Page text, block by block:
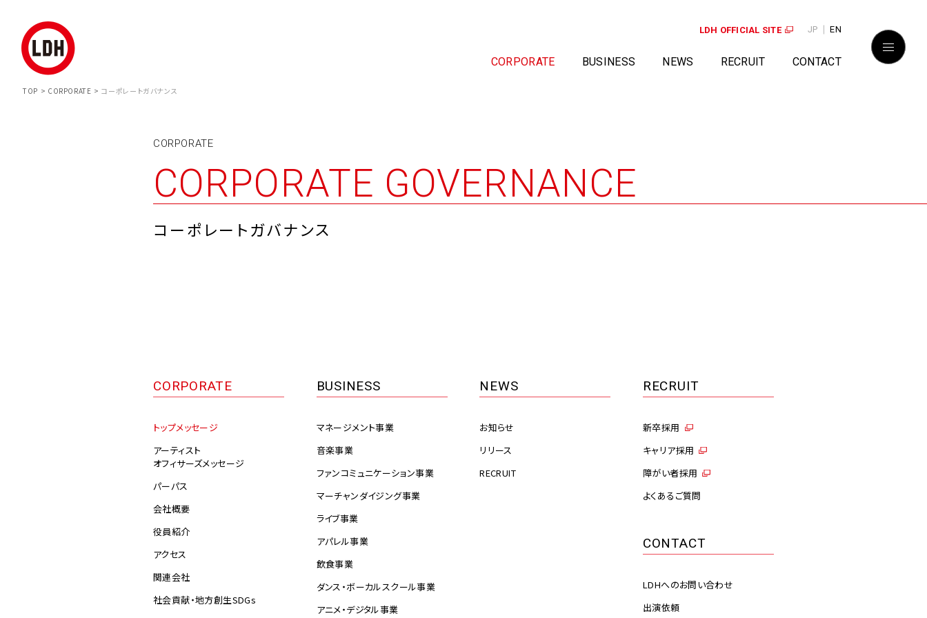
LDH OFFICIAL SITE JP EN
CORPORATE
CORPORATE
オフィサーズメッセージ
パーパス 会社概要
BUSINESS
BUSINESS
BUSINESS TOP
音楽事業
マーチャンダイジング事業
アニメ・デジタル事業
アジア・グローバル
NEWS RECRUIT
RECRUIT
キャリア採用
障がい者採用
よくあるご質問
CONTACT
CONTACT
お問い合わせ
CONTACT TOP
出演依頼
採用に関するお問い合わせ
TOP CORPORATE コーポレートガバナンス
CORPORATE
CORPORATE GOVERNANCE
コーポレートガバナンス
CORPORATE
トップメッセージ
アーティスト
オフィサーズメッセージ
パーパス
会社概要
役員紹介
アクセス
関連会社
社会貢献・地方創生SDGs
BUSINESS
マネージメント事業
音楽事業
ファンコミュニケーション事業
マーチャンダイジング事業
ライブ事業
アパレル事業
飲食事業
ダンス・ボーカルスクール事業
アニメ・デジタル事業
NEWS
お知らせ
リリース
RECRUIT
RECRUIT
新卒採用
キャリア採用
障がい者採用
よくあるご質問
CONTACT
LDHへのお問い合わせ
出演依頼